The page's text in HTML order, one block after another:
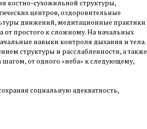
костно-сухожильной структуры,
центров, оздоровительные
движений, медитационные практики
от простого к сложному. На начальных
навыки контроля дыхания и тела.
структуры и расслабленности, а также
шагом, от одного «неба» к следующему,
социальную адекватность,